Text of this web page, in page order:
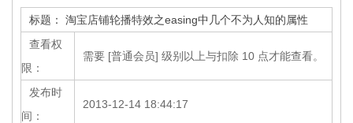
标题： 淘宝店铺轮播特效之easing中几个不为人知的属性
查看权
限：
需要 [普通会员] 级别以上与扣除 10 点才能查看。
发布时
间：
2013-12-14 18:44:17